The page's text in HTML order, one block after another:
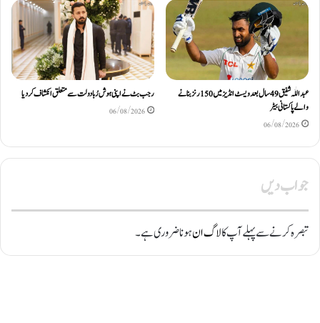
عبداللّٰہ شفیق 49 سال بعد ویسٹ انڈیز میں 150 رنز بنانے
والے پاکستانی بیٹر
06/08/2026
رجب بٹ نے اپنی ہوش رُبا دولت سے متعلق انکشاف کردیا
06/08/2026
جواب دیں
تبصرہ کرنے سے پہلے آپ کالاگ انہونا ضروری ہے۔